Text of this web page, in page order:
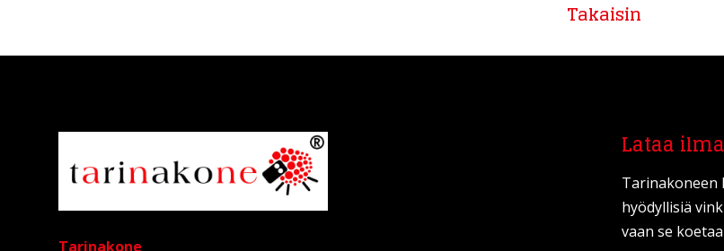
Takaisin
Tarinakone
Lataa
Tarinakoneen
hyödyllisiä
vaan se